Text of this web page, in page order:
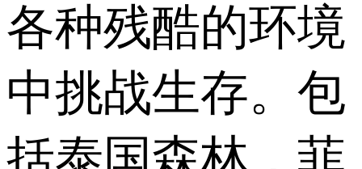
各种残酷的环境
中挑战生存。包